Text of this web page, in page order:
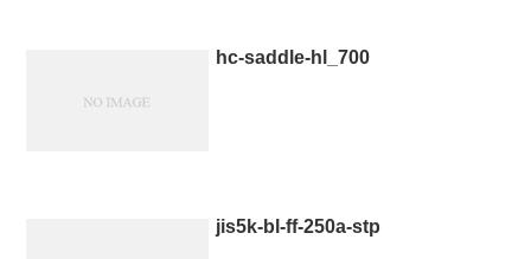
hc-saddle-hl_700
jis5k-bl-ff-250a-stp